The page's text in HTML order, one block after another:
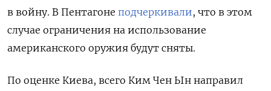
в войну. В Пентагоне подчеркивали, что в этом
случае ограничения на использование
американского оружия будут сняты.
По оценке Киева, всего Ким Чен Ын направил